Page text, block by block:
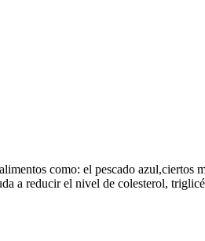
como: el pescado azul,ciertos
a reducir el nivel de colesterol,